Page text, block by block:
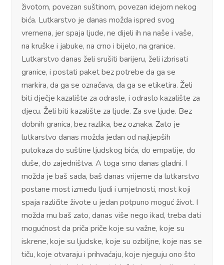
životom, povezan suštinom, povezan idejom nekog
bića. Lutkarstvo je danas možda ispred svog
vremena, jer spaja ljude, ne dijeli ih na naše i vaše,
na kruške i jabuke, na crno i bijelo, na granice.
Lutkarstvo danas želi srušiti barijeru, želi izbrisati
granice, i postati paket bez potrebe da ga se
markira, da ga se označava, da ga se etiketira. Želi
biti dječje kazalište za odrasle, i odraslo kazalište za
djecu. Želi biti kazalište za ljude. Za sve ljude. Bez
dobnih granica, bez razlika, bez oznaka. Zato je
lutkarstvo danas možda jedan od najljepših
putokaza do suštine ljudskog bića, do empatije, do
duše, do zajedništva. A toga smo danas gladni. I
možda je baš sada, baš danas vrijeme da lutkarstvo
postane most između ljudi i umjetnosti, most koji
spaja različite živote u jedan potpuno moguć život. I
možda mu baš zato, danas više nego ikad, treba dati
mogućnost da priča priče koje su važne, koje su
iskrene, koje su ljudske, koje su ozbiljne, koje nas se
tiču, koje otvaraju i prihvaćaju, koje njeguju ono što